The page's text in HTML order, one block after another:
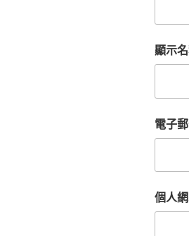
顯示
電子
個人